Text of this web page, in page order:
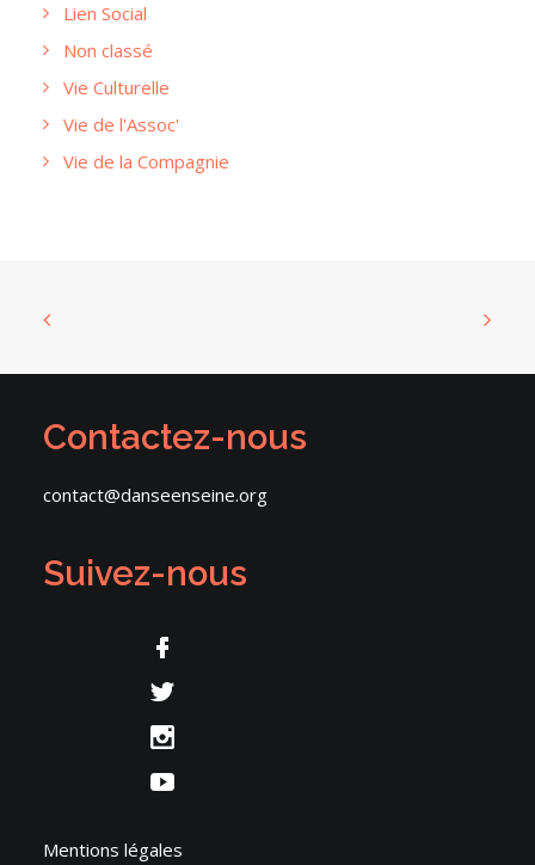
Lien Social
Non classé
Vie Culturelle
Vie de l'Assoc'
Vie de la Compagnie
Contactez-nous
contact@danseenseine.org
Suivez-nous
Mentions légales